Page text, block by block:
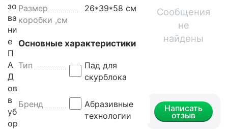
зо
ва
ни
е
П
А
Д
ов
в
уб
ор
Размер
коробки ,см
26*39*58 см
Основные характеристики
Тип
Пад для
скурблока
Бренд
Абразивные
технологии
Сообщения
не
найдены
Написать
отзыв